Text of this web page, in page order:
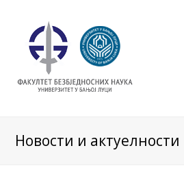
Новости и актуелности